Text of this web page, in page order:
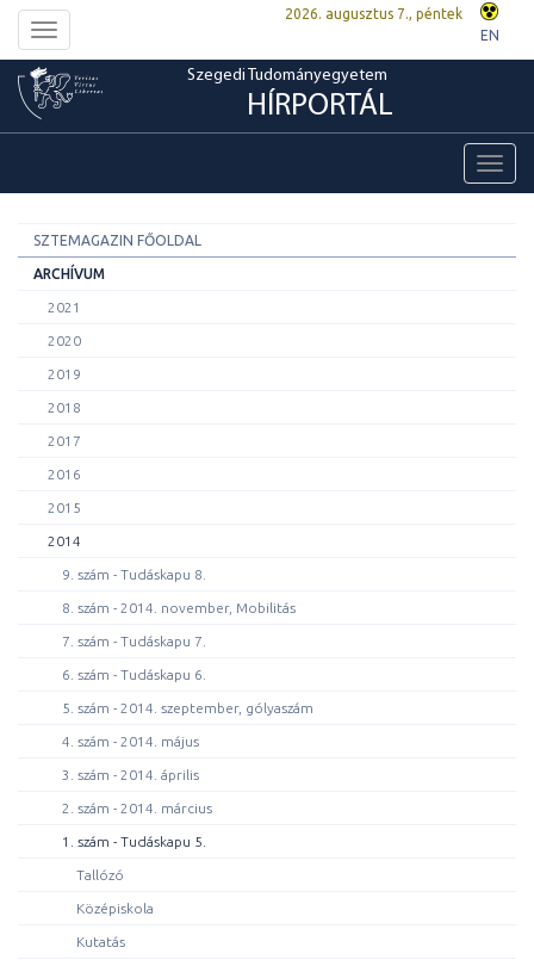
Toggle
navigation
2026. augusztus 7., péntek
EN
Szegedi Tudományegyetem
HÍRPORTÁL
SZTEMAGAZIN FŐOLDAL
ARCHÍVUM
2021
2020
2019
2018
2017
2016
2015
2014
9. szám - Tudáskapu 8.
8. szám - 2014. november, Mobilitás
7. szám - Tudáskapu 7.
6. szám - Tudáskapu 6.
5. szám - 2014. szeptember, gólyaszám
4. szám - 2014. május
3. szám - 2014. április
2. szám - 2014. március
1. szám - Tudáskapu 5.
Tallózó
Középiskola
Kutatás